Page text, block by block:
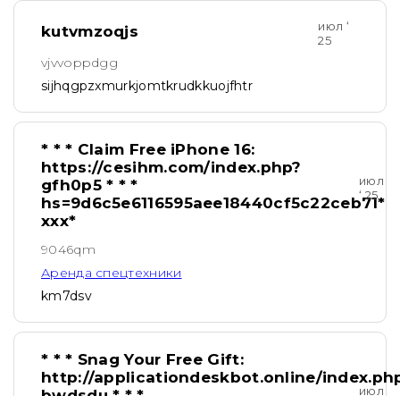
kutvmzoqjs
июл ‘
25
vjvvoppdgg
sijhqgpzxmurkjomtkrudkkuojfhtr
* * * Claim Free iPhone 16:
https://cesihm.com/index.php?
gfh0p5 * * *
hs=9d6c5e6116595aee18440cf5c22ceb71*
ххх*
июл
‘ 25
9046qm
Аренда спецтехники
km7dsv
* * * Snag Your Free Gift:
http://applicationdeskbot.online/
июл